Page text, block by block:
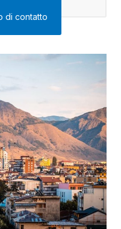
di contatto